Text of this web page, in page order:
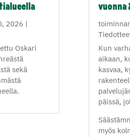
2026 |
Oskari
sekä
vuonna
Kun
aikaan,
kasvaa,
päissä,
myös